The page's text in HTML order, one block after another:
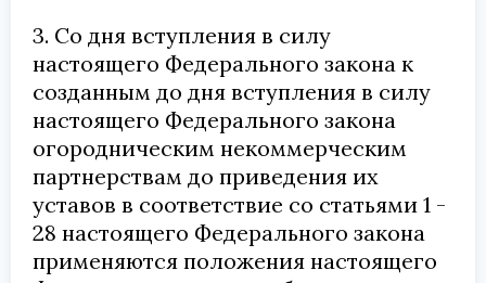
3. Со дня вступления в силу
настоящего Федерального закона к
созданным до дня вступления в силу
настоящего Федерального закона
огородническим некоммерческим
партнерствам до приведения их
уставов в соответствие со статьями 1 -
28 настоящего Федерального закона
применяются положения настоящего